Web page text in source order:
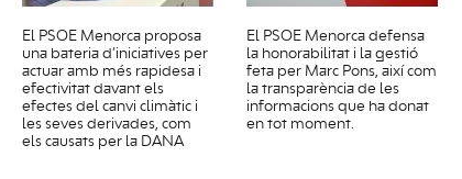
El PSOE Menorca proposa
una bateria d’iniciatives per
actuar amb més rapidesa i
efectivitat davant els
efectes del canvi climàtic i
les seves derivades, com
els causats per la DANA
El PSOE Menorca defensa
la honorabilitat i la gestió
feta per Marc Pons, així com
la transparència de les
informacions que ha donat
en tot moment.